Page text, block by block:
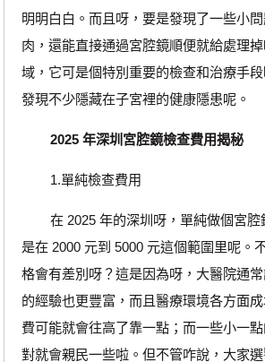
明明白白。而且呀，要是發現了一些小
肉，還能直接通過宮腔鏡順便就給處理
域，它可是個特別重要的檢查和治療手
發現不少隱藏在子宮裡的健康隱患呢。
2025 年深圳宮腔鏡檢查費用揭秘
1.單純檢查費用
在 2025 年的深圳呀，單純做個宮腔
是在 2000 元到 5000 元這個範圍里呢。
格會有差別呀？這是因為呀，大醫院通
的經驗也更豐富，而且醫療環境各方面
費可能就會往高了靠一點；而一些小一
對就會親民一些啦。但不管咋說，大家